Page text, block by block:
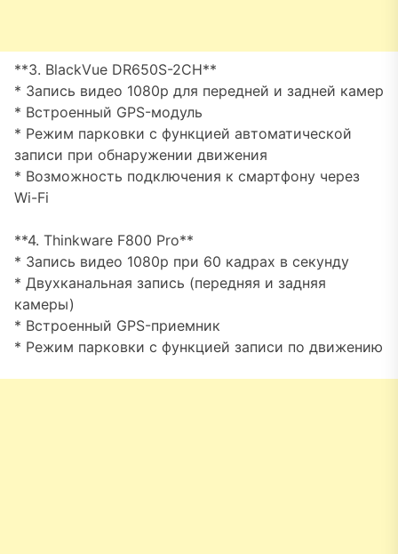
**3. BlackVue DR650S-2CH**
* Запись видео 1080p для передней и задней камер
* Встроенный GPS-модуль
* Режим парковки с функцией автоматической
записи при обнаружении движения
* Возможность подключения к смартфону через
Wi-Fi
**4. Thinkware F800 Pro**
* Запись видео 1080p при 60 кадрах в секунду
* Двухканальная запись (передняя и задняя
камеры)
* Встроенный GPS-приемник
* Режим парковки с функцией записи по движению